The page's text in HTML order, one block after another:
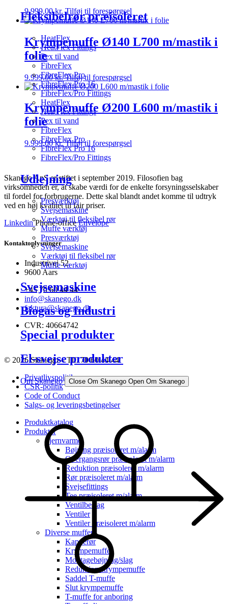
Fleksibelrør præisoleret
HeatFlex
HeatFlex Fittings
Pex til vand
FibreFlex
FibreFlex Pro
FibreFlex Pro 16
FibreFlex/Pro Fittings
HeatFlex
HeatFlex Fittings
Pex til vand
FibreFlex
FibreFlex Pro
FibreFlex Pro 16
FibreFlex/Pro Fittings
Udlejning
Presværktøj
Svejsemaskine
Værktøj til fleksibel rør
Muffe værktøj
Presværktøj
Svejsemaskine
Værktøj til fleksibel rør
Muffe værktøj
Svejsemaskine
Biogas og Industri
Special produkter
El-svejse produkter
Om Skanego Close Om Skanego Open Om Skanego
9.999,00kr. Tilføj til forespørgsel
Krympemuffe Ø140 L700 m/mastik i
folie
9.999,00kr. Tilføj til forespørgsel
Krympemuffe Ø200 L600 m/mastik i
folie
9.999,00kr. Tilføj til forespørgsel
Skanego ApS er stiftet i september 2019. Filosofien bag
virksomheden er, at skabe værdi for de enkelte forsyningsselskaber
til fordel for forbrugerne. Dette skal blandt andet komme til udtryk
ved en høj kvalitet til fair priser.
Linkedin Phone-office Envelope
Kontaktoplysninger
Industrivej 52
9600 Aars
+45 70 60 44 44
info@skanego.dk
faktura@skanego.dk
CVR: 40664742
© 2026 Skanego – Tlf. 70 60 44 44
Privatlivspolitik
CSR-politik
Code of Conduct
Salgs- og leveringsbetingelser
Produktkatalog
Produkter
Fjernvarme
Bøjning præisoleret m/alarm
Overgangsrør præisoleret m/alarm
Reduktion præisoleret m/alarm
Rør præisoleret m/alarm
Svejsefittings
Tee præisoleret m/alarm
Ventilbeslag
Ventiler
Ventiler præisoleret m/alarm
Diverse muffer
Kapperør
Krympemuffe
Montagebøjning/slag
Reduktionskrympemuffe
Saddel T-muffe
Slut krympemuffe
T-muffe for anboring